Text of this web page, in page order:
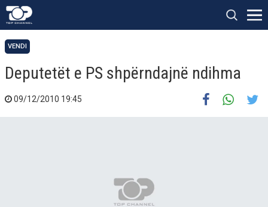
VENDI
Deputetët e PS shpërndajnë ndihma
09/12/2010 19:45